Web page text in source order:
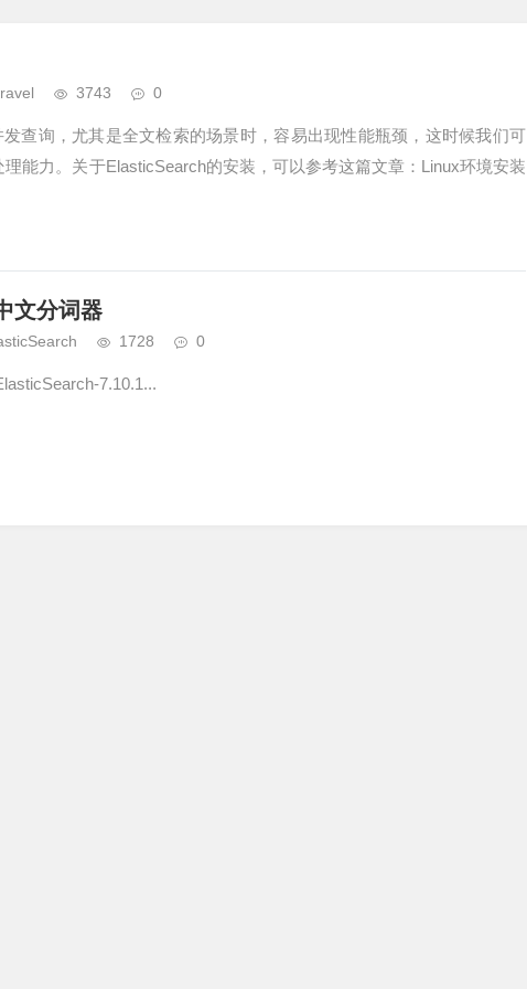
3743 0
查询，尤其是全文检索的场景时，容易出现性能瓶颈，这时候我们可
能力。关于ElasticSearch的安装，可以参考这篇文章：Linux环境安装
文分词器
1728 0
7.10.1...